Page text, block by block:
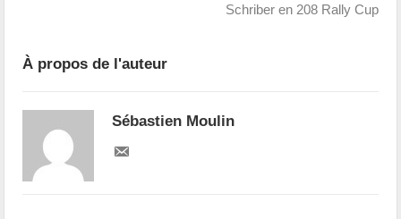
Schriber en 208 Rally Cup
À propos de l'auteur
Sébastien Moulin